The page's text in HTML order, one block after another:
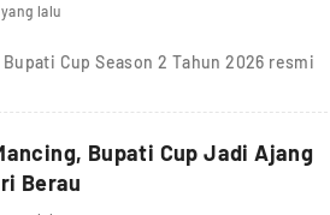
lalu
Cup Season 2 Tahun 2026 resmi
Bupati Cup Jadi Ajang
Berau